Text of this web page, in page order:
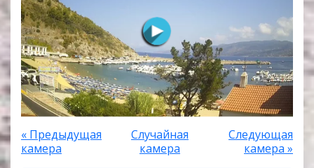
« Предыдущая
камера
Случайная
камера
Следующая
камера »